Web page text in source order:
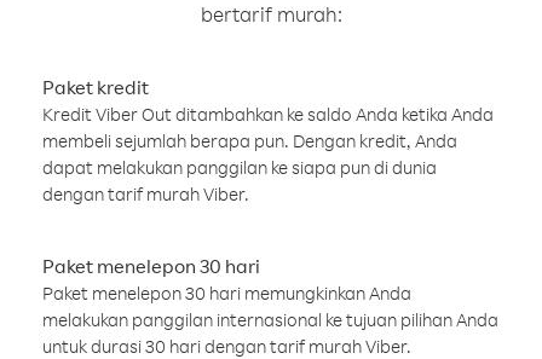
bertarif murah:
Paket kredit
Kredit Viber Out ditambahkan ke saldo Anda ketika Anda
membeli sejumlah berapa pun. Dengan kredit, Anda
dapat melakukan panggilan ke siapa pun di dunia
dengan tarif murah Viber.
Paket menelepon 30 hari
Paket menelepon 30 hari memungkinkan Anda
melakukan panggilan internasional ke tujuan pilihan Anda
untuk durasi 30 hari dengan tarif murah Viber.